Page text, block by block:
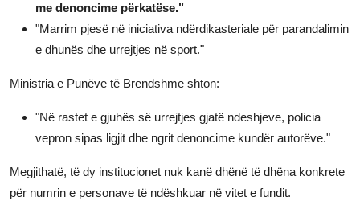
me denoncime përkatëse."
"Marrim pjesë në iniciativa ndërdikasteriale për parandalimin
e dhunës dhe urrejtjes në sport."
Ministria e Punëve të Brendshme shton:
"Në rastet e gjuhës së urrejtjes gjatë ndeshjeve, policia
vepron sipas ligjit dhe ngrit denoncime kundër autorëve."
Megjithatë, të dy institucionet nuk kanë dhënë të dhëna konkrete
për numrin e personave të ndëshkuar në vitet e fundit.